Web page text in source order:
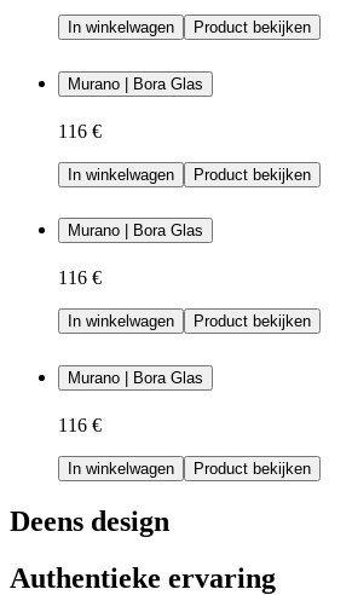
In winkelwagen Product bekijken
Murano | Bora Glas
116 €
In winkelwagen Product bekijken
Murano | Bora Glas
116 €
In winkelwagen Product bekijken
Murano | Bora Glas
116 €
In winkelwagen Product bekijken
Deens design
Authentieke ervaring